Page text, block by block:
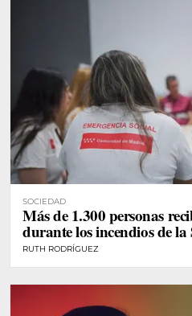
SOCIEDAD
Más de 1.300 personas
durante los incendios de
RUTH RODRÍGUEZ